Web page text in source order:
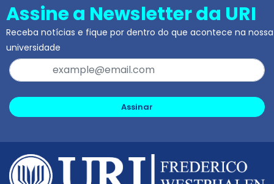
Assine a Newsletter da URI
Receba notícias e fique por dentro do que acontece na nossa
universidade
Assinar